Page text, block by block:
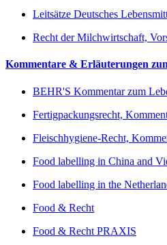
Leitsätze Deutsches
Recht der Milchwirtschaft,
Kommentare & Erläuterungen
BEHR'S Kommentar zum
Fertigpackungsrecht,
Fleischhygiene-Recht,
Food labelling in China and
Food labelling in the
Food & Recht
Food & Recht PRAXIS